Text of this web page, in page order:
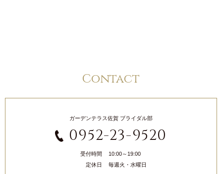
Contact
ガーデンテラス佐賀 ブライダル部
0952-23-9520
受付時間
10:00～19:00
定休日
毎週火・水曜日